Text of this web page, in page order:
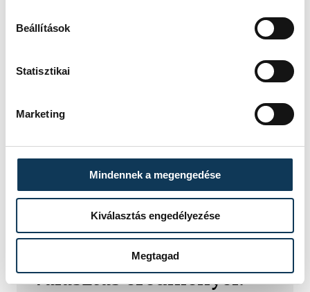
Beállítások
Statisztikai
Marketing
Mindennek a megengedése
Kiválasztás engedélyezése
Megtagad
TOVÁBBI CIKKEK
IDŐKÖZI ÖNKORMÁNYZATI VÁLASZTÁS
Mit mutatnak a hétvégi
veszprémi időközi
választás eredményei?